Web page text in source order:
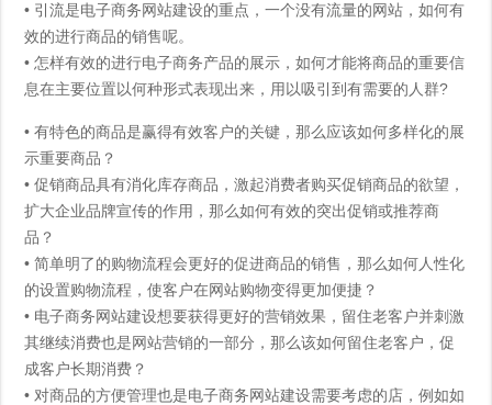
• 引流是电子商务网站建设的重点，一个没有流量的网站，如何有
效的进行商品的销售呢。
• 怎样有效的进行电子商务产品的展示，如何才能将商品的重要信
息在主要位置以何种形式表现出来，用以吸引到有需要的人群?
• 有特色的商品是赢得有效客户的关键，那么应该如何多样化的展
示重要商品？
• 促销商品具有消化库存商品，激起消费者购买促销商品的欲望，
扩大企业品牌宣传的作用，那么如何有效的突出促销或推荐商
品？
• 简单明了的购物流程会更好的促进商品的销售，那么如何人性化
的设置购物流程，使客户在网站购物变得更加便捷？
• 电子商务网站建设想要获得更好的营销效果，留住老客户并刺激
其继续消费也是网站营销的一部分，那么该如何留住老客户，促
成客户长期消费？
• 对商品的方便管理也是电子商务网站建设需要考虑的店，例如如